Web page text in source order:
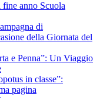
anno Scuola
di
della Giornata del
e Penna”: Un Viaggio
in classe”:
pagina